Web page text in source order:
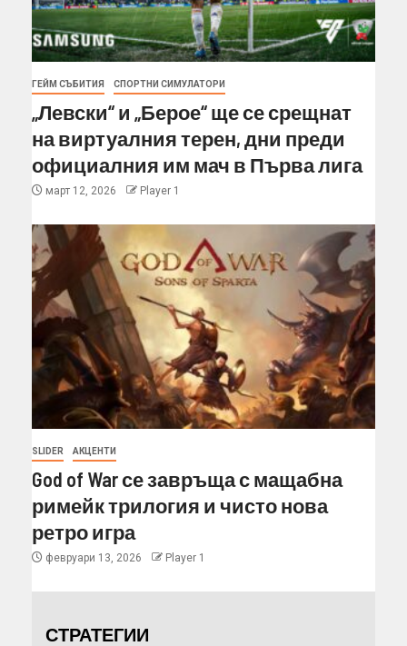
ГЕЙМ СЪБИТИЯ СПОРТНИ СИМУЛАТОРИ
„Левски“ и „Берое“ ще се срещнат
на виртуалния терен, дни преди
официалния им мач в Първа лига
март 12, 2026 Player 1
SLIDER АКЦЕНТИ
God of War се завръща с мащабна
римейк трилогия и чисто нова
ретро игра
февруари 13, 2026 Player 1
СТРАТЕГИИ